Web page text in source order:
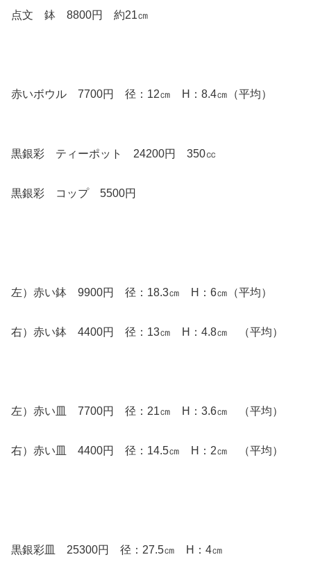
点文 鉢 8800円 約21㎝
赤いボウル 7700円 径：12㎝ H：8.4㎝（平均）
黒銀彩 ティーポット 24200円 350㏄
黒銀彩 コップ 5500円
左）赤い鉢 9900円 径：18.3㎝ H：6㎝（平均）
右）赤い鉢 4400円 径：13㎝ H：4.8㎝ （平均）
左）赤い皿 7700円 径：21㎝ H：3.6㎝ （平均）
右）赤い皿 4400円 径：14.5㎝ H：2㎝ （平均）
黒銀彩皿 25300円 径：27.5㎝ H：4㎝